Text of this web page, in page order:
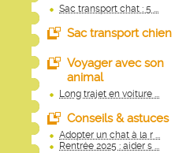
Sac transport chat : 5 ...
Sac transport chien
Voyager avec son
animal
Long trajet en voiture ...
Conseils & astuces
Adopter un chat à la r ...
Rentrée 2025 : aider s ...